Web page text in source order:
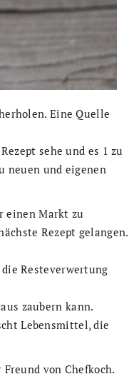
Eine Quelle
sehe und es 1 zu
neuen und eigenen
einen Markt zu
Rezept gelangen.
Resteverwertung
zaubern kann.
Lebensmittel, die
von Chefkoch.